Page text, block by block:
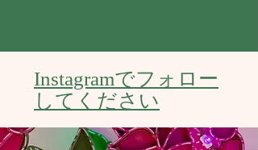
Instagramでフォロー
してください